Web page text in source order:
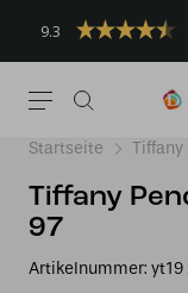
9.3
Startseite Tiffany
Tiffany
97
Artikelnummer: